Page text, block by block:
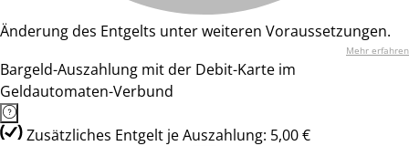
Änderung des Entgelts unter weiteren Voraussetzungen.
Mehr erfahren
Bargeld-Auszahlung mit der Debit-Karte im
Geldautomaten-Verbund
Zusätzliches Entgelt je Auszahlung: 5,00 €